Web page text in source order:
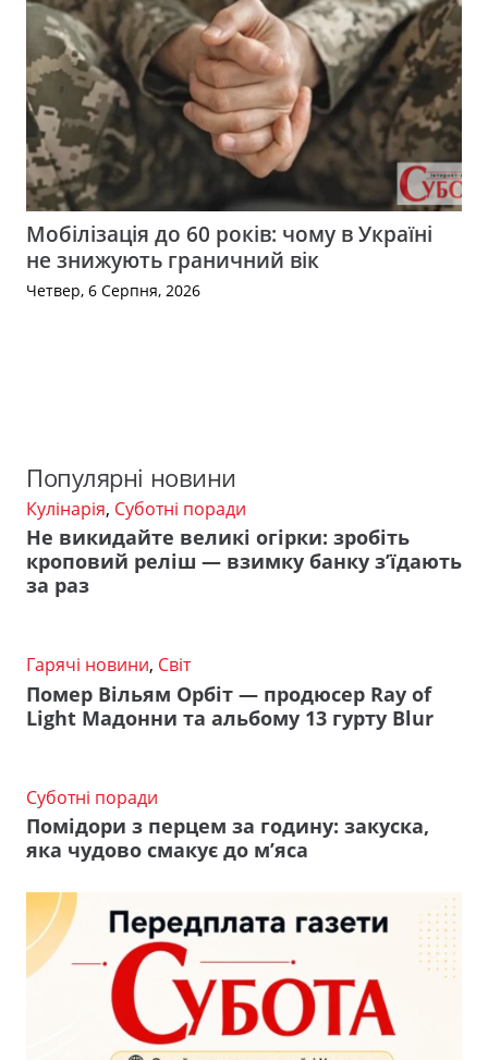
Мобілізація до 60 років: чому в Україні
не знижують граничний вік
Четвер, 6 Серпня, 2026
Популярні новини
Кулінарія, Суботні поради
Не викидайте великі огірки: зробіть
кроповий реліш — взимку банку з’їдають
за раз
Гарячі новини, Світ
Помер Вільям Орбіт — продюсер Ray of
Light Мадонни та альбому 13 гурту Blur
Суботні поради
Помідори з перцем за годину: закуска,
яка чудово смакує до м’яса